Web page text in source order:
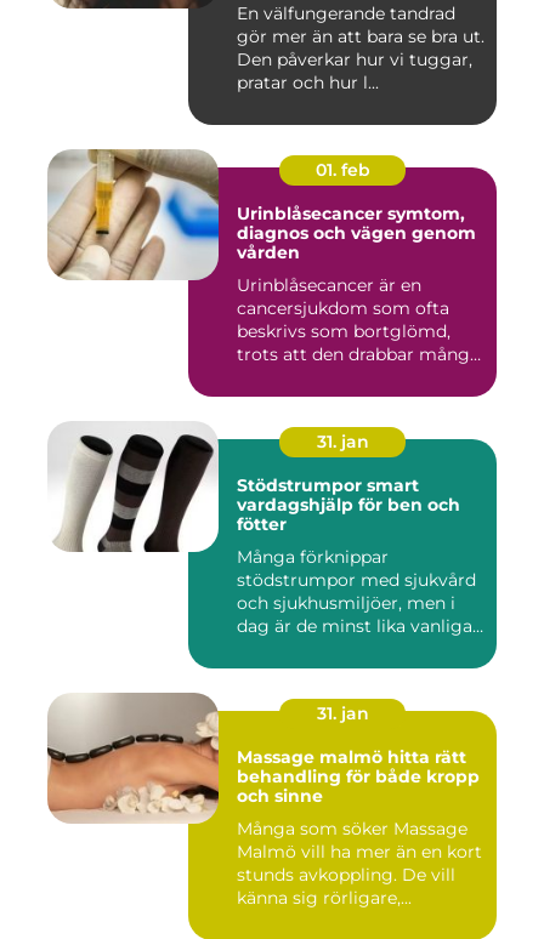
En välfungerande tandrad
gör mer än att bara se bra ut.
Den påverkar hur vi tuggar,
pratar och hur l...
01. feb
Urinblåsecancer symtom,
diagnos och vägen genom
vården
Urinblåsecancer är en
cancersjukdom som ofta
beskrivs som bortglömd,
trots att den drabbar många
31. jan
Stödstrumpor smart
vardagshjälp för ben och
fötter
Många förknippar
stödstrumpor med sjukvård
och sjukhusmiljöer, men i
dag är de minst lika vanliga
31. jan
Massage malmö hitta rätt
behandling för både kropp
och sinne
Många som söker Massage
Malmö vill ha mer än en kort
stunds avkoppling. De vill
känna sig rörligare,...